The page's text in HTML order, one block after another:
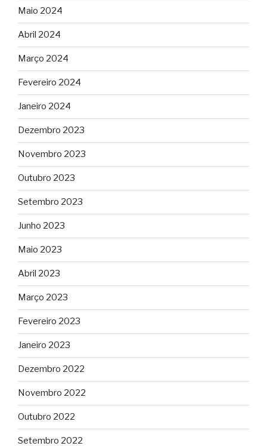
Maio 2024
Abril 2024
Março 2024
Fevereiro 2024
Janeiro 2024
Dezembro 2023
Novembro 2023
Outubro 2023
Setembro 2023
Junho 2023
Maio 2023
Abril 2023
Março 2023
Fevereiro 2023
Janeiro 2023
Dezembro 2022
Novembro 2022
Outubro 2022
Setembro 2022